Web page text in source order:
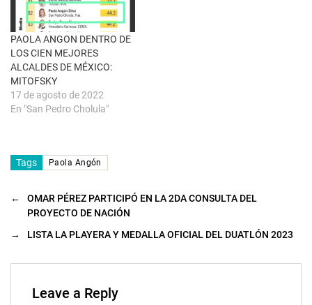
n
a
n
u
e
v
a
)
PAOLA ANGON DENTRO DE
LOS CIEN MEJORES
ALCALDES DE MÉXICO:
MITOFSKY
17 de agosto de 2022
En "San Pedro Cholula"
Tags Paola Angón
←
OMAR PÉREZ PARTICIPÓ EN LA 2DA CONSULTA DEL
PROYECTO DE NACIÓN
→
LISTA LA PLAYERA Y MEDALLA OFICIAL DEL DUATLÓN 2023
Leave a Reply